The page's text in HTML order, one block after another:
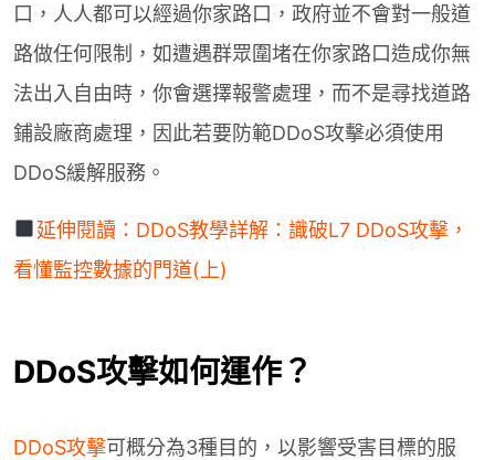
口，人人都可以經過你家路口，政府並不會對一般道
路做任何限制，如遭遇群眾圍堵在你家路口造成你無
法出入自由時，你會選擇報警處理，而不是尋找道路
鋪設廠商處理，因此若要防範DDoS攻擊必須使用
DDoS緩解服務。
延伸閱讀：DDoS教學詳解：識破L7 DDoS攻擊，
看懂監控數據的門道(上)
DDoS攻擊如何運作？
DDoS攻擊可概分為3種目的，以影響受害目標的服